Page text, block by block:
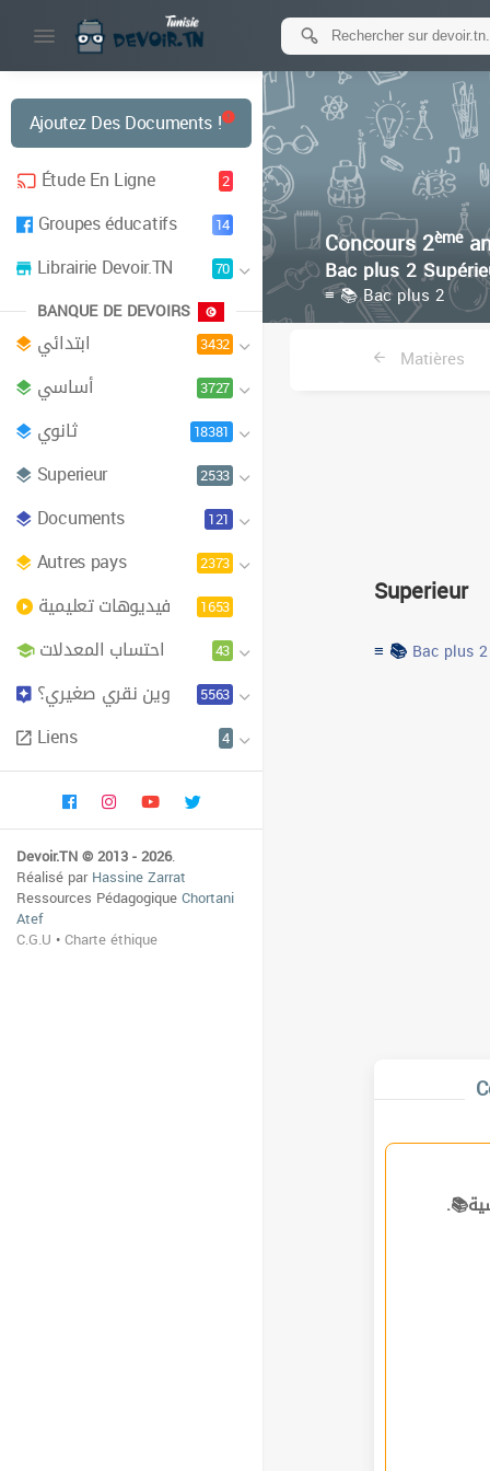
Ajoutez Des Documents !
Étude En Ligne
2
Groupes éducatifs 14
Librairie Devoir.TN 70
BANQUE DE DEVOIRS
ابتدائي 3432
أساسي 3727
ثانوي 18381
Superieur 2533
Documents 121
Autres pays 2373
فيديوهات تعليمية 1653
احتساب المعدلات 43
وين نقري صغيري؟ 5563
Liens 4
Devoir.TN © 2013 - 2026.
Réalisé parHassine Zarrat
Ressources PédagogiqueChortani
Atef
C.G.U •Charte éthique
Concours 2ème
Bac plus 2
≡ 📚 Bac plus 2
Matières
Superieur
≡ 📚 Bac plus 2